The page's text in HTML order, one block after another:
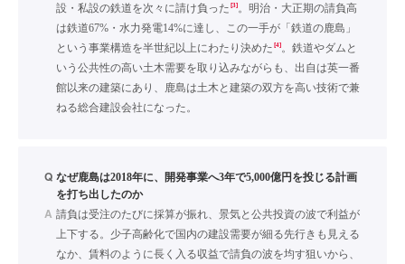
設・私設の鉄道を次々に請け負った [3]。明治・大正期の請負高
は鉄道67%・水力発電14%に達し、この一手が「鉄道の鹿島」
という事業構造を半世紀以上にわたり決めた [4]。鉄道やダムと
いう公共性の高い土木需要を取り込みながらも、出自は英一番
館以来の建築にあり、鹿島は土木と建築の双方を高い技術で兼
ねる総合建設会社になった。
Q なぜ鹿島は2018年に、開発事業へ3年で5,000億円を投じる計画
を打ち出したのか
A 請負は受注のたびに採算が振れ、景気と公共投資の波で利益が
上下する。少子高齢化で国内の建設需要が細る先行きも見える
なか、賃料のように長く入る収益で請負の波を均す狙いから、